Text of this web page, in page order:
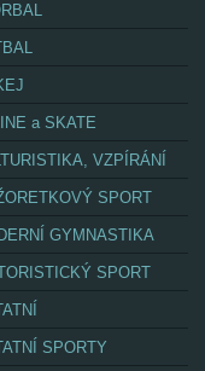
a SKATE
VZPÍRÁNÍ
SPORT
GYMNASTIKA
SPORT
SPORTY